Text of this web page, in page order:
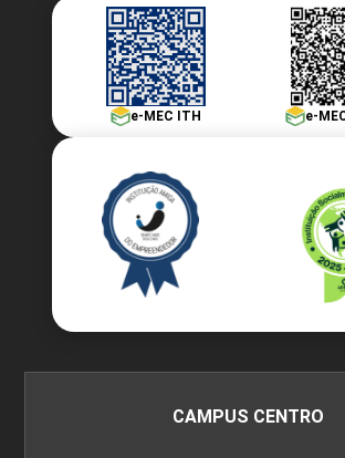
GESTÃO DE RECURSOS
ENERGIAS RENOVÁVEIS
GESTÃO LOGÍSTICA E
CADEIA AGROINDUSTRIAL
e-MEC ITH e-
CAMPUS CENTRO